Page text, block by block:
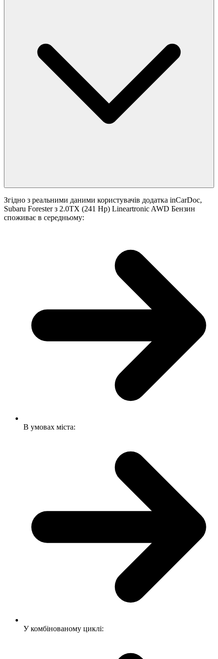
Згідно з реальними даними користувачів додатка inCarDoc,
Subaru Forester з 2.0TX (241 Hp) Lineartronic AWD Бензин
споживає в середньому:
В умовах міста:
У комбінованому циклі: